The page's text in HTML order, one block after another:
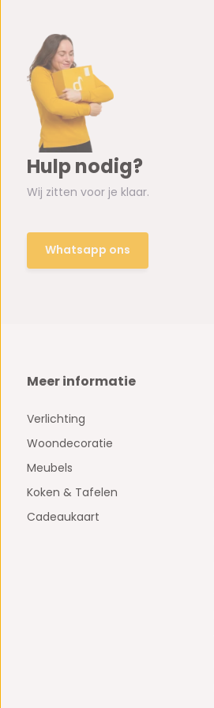
Hulp nodig?
Wij zitten voor je klaar.
Whatsapp ons
Meer informatie
Verlichting
Woondecoratie
Meubels
Koken & Tafelen
Cadeaukaart